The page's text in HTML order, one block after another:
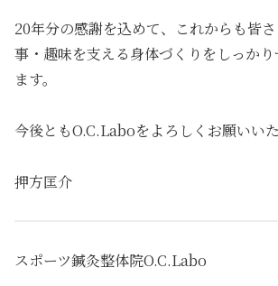
20年分の感謝を込めて、これからも皆
事・趣味を支える身体づくりをしっか
ます。
今後ともO.C.Laboをよろしくお願いいた
押方匡介
スポーツ鍼灸整体院O.C.Labo